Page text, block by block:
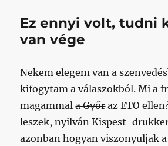
Ez ennyi volt, tudni
van vége
Nekem elegem van a
kifogytam a válaszokból. Mi a
magammala Győraz ETO
leszek, nyilván Kispest-
azonban hogyan viszonyuljak